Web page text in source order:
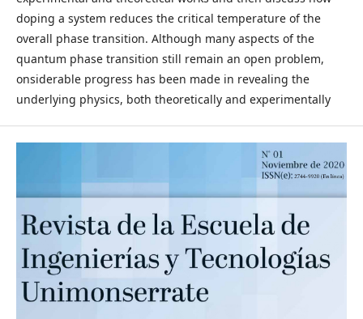
doping a system reduces the critical temperature of the
overall phase transition. Although many aspects of the
quantum phase transition still remain an open problem,
onsiderable progress has been made in revealing the
underlying physics, both theoretically and experimentally